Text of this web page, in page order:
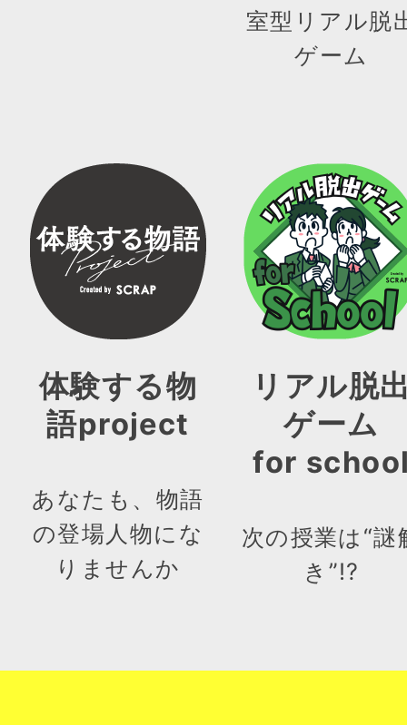
室型リアル脱
ゲーム
体験する物
語project
あなたも、物語
の登場人物にな
りませんか
リアル脱
ゲーム
for
次の授業は“謎
き”!?